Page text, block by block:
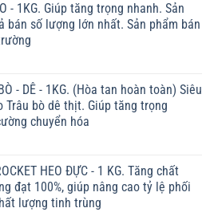
- 1KG. Giúp tăng trọng nhanh. Sản
bán số lượng lớn nhất. Sản phẩm bán
- DÊ - 1KG. (Hòa tan hoàn toàn) Siêu
Trâu bò dê thịt. Giúp tăng trọng
chuyển hóa
HEO ĐỰC - 1 KG. Tăng chất
đạt 100%, giúp nâng cao tỷ lệ phối
lượng tinh trùng